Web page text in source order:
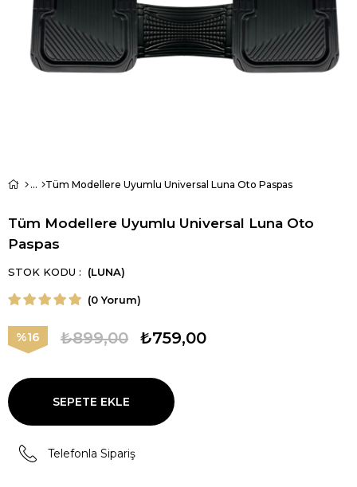
Tüm Modellere Uyumlu Universal Luna Oto Paspas
Tüm Modellere Uyumlu Universal Luna Oto
Paspas
STOK KODU (LUNA)
(0 Yorum)
16 ₺899,00 ₺759,00
Telefonla Sipariş